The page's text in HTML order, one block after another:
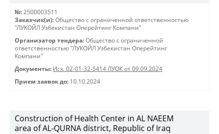
№: 2500003511
Заказчик(и): Общество с ограниченной ответственностью
"ЛУКОЙЛ Узбекистан Оперейтинг Компани"
Организатор тендера: Общество с ограниченной
ответственностью "ЛУКОЙЛ Узбекистан Оперейтинг
Компани"
Документы: Исх. 02-01-32-5414 ЛУОК от 09.09.2024
Прием заявок до: 10.10.2024
Construction of Health Center in AL NAEEM
area of AL-QURNA district, Republic of Iraq